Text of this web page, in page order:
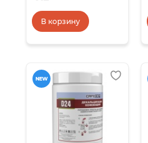
В корзину
NEW